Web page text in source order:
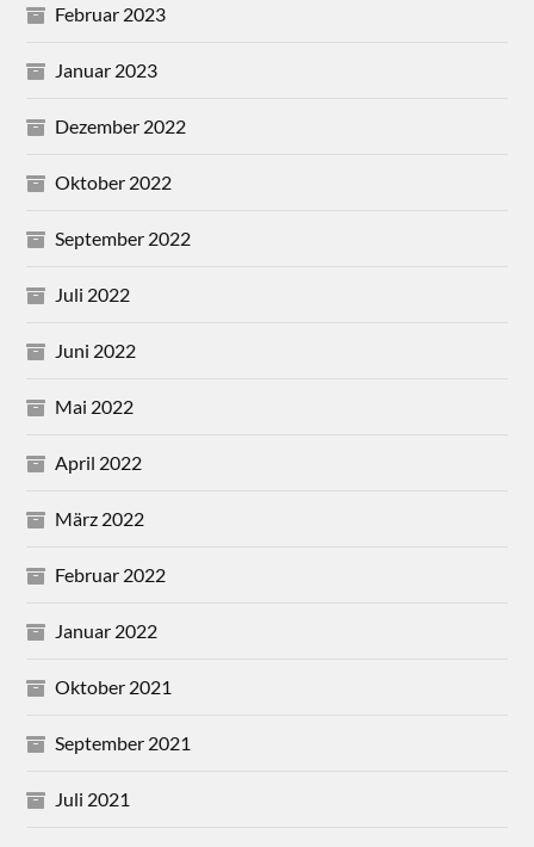
Februar 2023
Januar 2023
Dezember 2022
Oktober 2022
September 2022
Juli 2022
Juni 2022
Mai 2022
April 2022
März 2022
Februar 2022
Januar 2022
Oktober 2021
September 2021
Juli 2021